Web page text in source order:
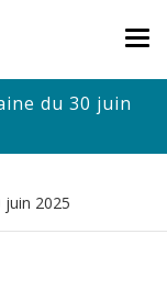
du 30 juin
2025